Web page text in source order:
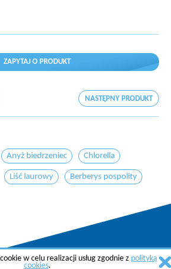
ZAPYTAJ O PRODUKT
NASTĘPNY PRODUKT
Anyż biedrzeniec Chlorella
Liść laurowy Berberys pospolity
Copyright © 2015 AGREMA Poland Sp. z o.o.
w celu realizacji usług zgodnie z polityką
cookies.